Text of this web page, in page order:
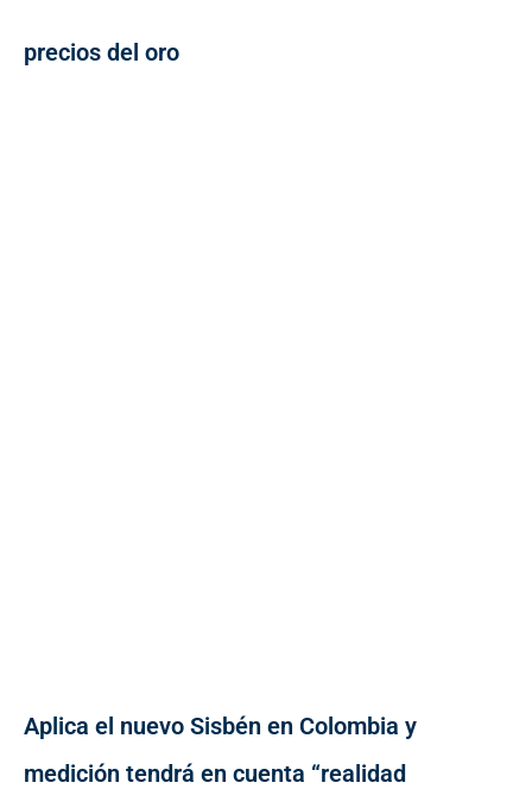
precios del oro
Aplica el nuevo Sisbén en Colombia y
medición tendrá en cuenta “realidad